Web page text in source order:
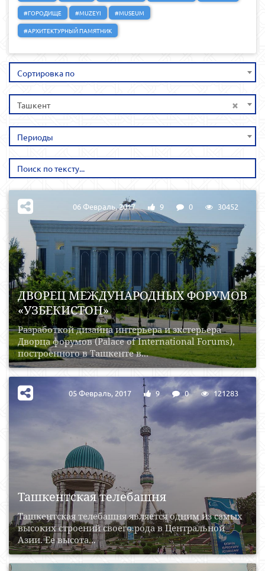
#ГОРОДИЩЕ
#MUZEYI
#MUSEUM
#АРХИТЕКТУРНЫЙ ПАМЯТНИК
Сортировка по
×
Ташкент
Периоды
ДВОРЕЦ МЕЖДУНАРОДНЫХ ФОРУМОВ
«УЗБЕКИСТОН»
Разработкой дизайна интерьера и экстерьера
Дворца форумов (Palace of International Forums),
построенного в Ташкенте в...
06 Февраль, 2017 9 0 30452
Ташкентская телебашня
Ташкентская телебашня является одним из самых
высоких строений своего рода в Центральной
Азии. Ее высота...
05 Февраль, 2017 9 0 121283